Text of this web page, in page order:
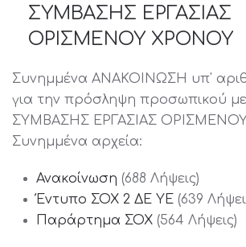
ΣΥΜΒΑΣΗΣ ΕΡΓΑΣΙΑΣ
ΟΡΙΣΜΕΝΟΥ ΧΡΟΝΟΥ
Συνημμένα ΑΝΑΚΟΙΝΩΣΗ υπ'
για την πρόσληψη προσωπικού
ΣΥΜΒΑΣΗΣ ΕΡΓΑΣΙΑΣ
Συνημμένα αρχεία:
Ανακοίνωση (688 Λήψεις)
Έντυπο ΣΟΧ 2 ΔΕ ΥΕ (639
Παράρτημα ΣΟΧ (564 Λήψεις)